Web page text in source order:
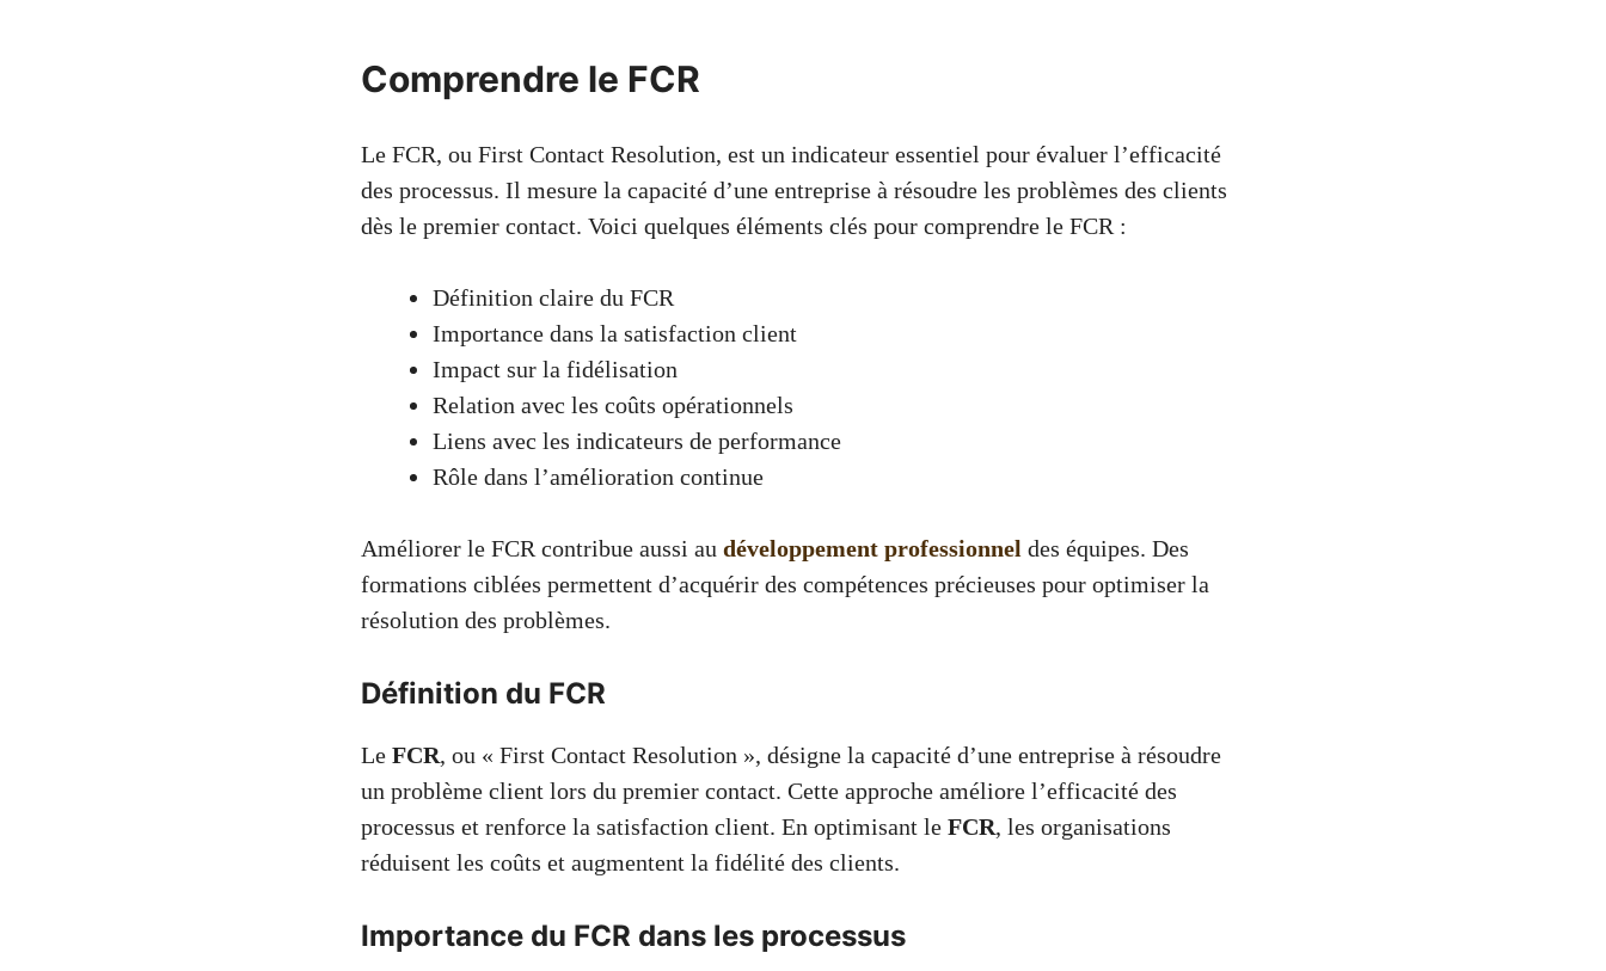
Comprendre le FCR
Le FCR, ou First Contact Resolution, est un indicateur essentiel pour évaluer l’efficacité
des processus. Il mesure la capacité d’une entreprise à résoudre les problèmes des clients
dès le premier contact. Voici quelques éléments clés pour comprendre le FCR :
Définition claire du FCR
Importance dans la satisfaction client
Impact sur la fidélisation
Relation avec les coûts opérationnels
Liens avec les indicateurs de performance
Rôle dans l’amélioration continue
Améliorer le FCR contribue aussi au développement professionnel des équipes. Des
formations ciblées permettent d’acquérir des compétences précieuses pour optimiser la
résolution des problèmes.
Définition du FCR
Le FCR, ou « First Contact Resolution », désigne la capacité d’une entreprise à résoudre
un problème client lors du premier contact. Cette approche améliore l’efficacité des
processus et renforce la satisfaction client. En optimisant le FCR, les organisations
réduisent les coûts et augmentent la fidélité des clients.
Importance du FCR dans les processus